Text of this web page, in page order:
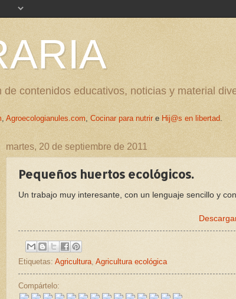
contenidos educativos, noticias y material
, Agroecologianules.com, Cocinar para nutrir e Hij@s en libertad.
martes, 20 de septiembre de 2011
Pequeños huertos ecológicos.
Un trabajo muy interesante, con un lenguaje sencillo y
Etiquetas: Agricultura, Agricultura ecológica
Compártelo: